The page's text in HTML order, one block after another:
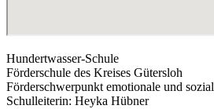
Hundertwasser-Schule
Förderschule des Kreises Gütersloh
Förderschwerpunkt emotionale und
Schulleiterin: Heyka Hübner